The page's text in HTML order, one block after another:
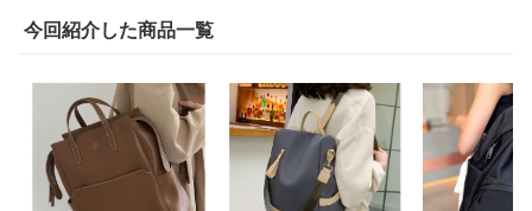
今回紹介した商品一覧